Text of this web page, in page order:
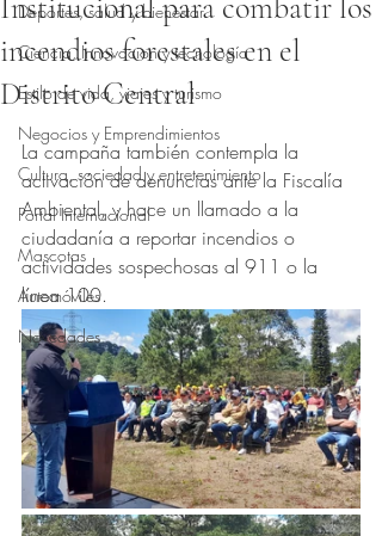
Deportes, salud y bienestar
Ciencia, Innovacion y tecnología
Estilo de vida, viajes y turismo
Negocios y Emprendimientos
Cultura, sociedad y entretenimiento
Portal Internacional
Mascotas
Automóviles
Novedades
Institucional para combatir los
incendios forestales en el
Distrito Central
Obtuvo NaN de 5 estrellas.
La campaña también contempla la
activación de denuncias ante la Fiscalía
Ambiental, y hace un llamado a la
ciudadanía a reportar incendios o
actividades sospechosas al 911 o la
línea 100.